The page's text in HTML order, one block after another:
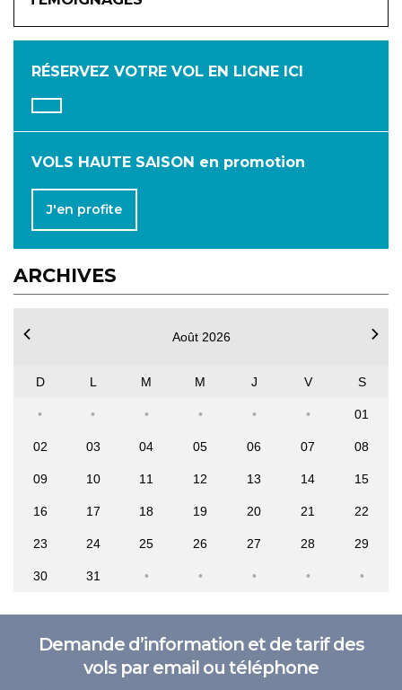
RÉSERVEZ VOTRE VOL EN LIGNE ICI
VOLS HAUTE SAISON en promotion
J'en profite
ARCHIVES
JANVIER
AVRIL MAI JUIN
JUILLET AOÛT SEPTEMBRE
OCTOBRE
Août 2026
D L M M J V S
01
02 03 04 05 06 07 08
09 10 11 12 13 14 15
16 17 18 19 20 21 22
23 24 25 26 27 28 29
30 31
Demande d’information et de tarif des
vols par email ou téléphone